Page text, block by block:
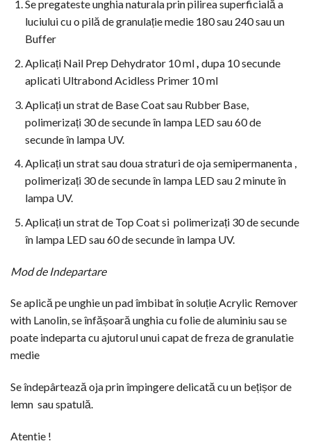
Se pregateste unghia naturala prin pilirea superficială a
luciului cu o pilă de granulație medie 180 sau 240 sau un
Buffer
Aplicați Nail Prep Dehydrator 10 ml, dupa 10 secunde
aplicati Ultrabond Acidless Primer 10 ml
Aplicați un strat de Base Coat sau Rubber Base,
polimerizați 30 de secunde în lampa LED sau 60 de
secunde în lampa UV.
Aplicați un strat sau doua straturi de oja semipermanenta ,
polimerizați 30 de secunde în lampa LED sau 2 minute în
lampa UV.
Aplicați un strat de Top Coat si polimerizați 30 de secunde
în lampa LED sau 60 de secunde în lampa UV.
Mod de Indepartare
Se aplică pe unghie un pad îmbibat în soluție Acrylic Remover
with Lanolin, se înfășoară unghia cu folie de aluminiu sau se
poate indeparta cu ajutorul unui capat de freza de granulatie
medie
Se îndepârtează oja prin împingere delicată cu un bețișor de
lemn sau spatulă.
Atentie !